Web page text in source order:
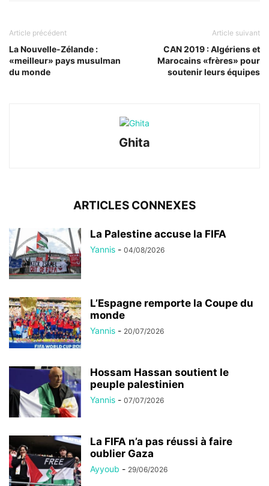
Article précédent
La Nouvelle-Zélande :
«meilleur» pays musulman
du monde
Article suivant
CAN 2019 : Algériens et
Marocains «frères» pour
soutenir leurs équipes
Ghita
ARTICLES CONNEXES
La Palestine accuse la FIFA
Yannis - 04/08/2026
L’Espagne remporte la Coupe du
monde
Yannis - 20/07/2026
Hossam Hassan soutient le
peuple palestinien
Yannis - 07/07/2026
La FIFA n’a pas réussi à faire
oublier Gaza
Ayyoub - 29/06/2026